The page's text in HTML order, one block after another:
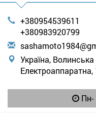
+380954539611
+380983920799
sashamoto1984
Україна,
Електроаппаратна,
Пн-